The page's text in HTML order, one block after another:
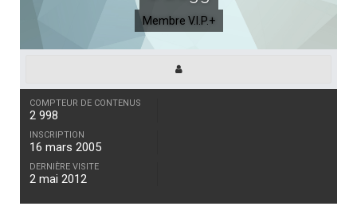
Membre V.I.P.+
COMPTEUR DE CONTENUS
2 998
INSCRIPTION
16 mars 2005
DERNIÈRE VISITE
2 mai 2012